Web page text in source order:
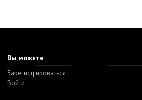
Вы можете
Зарегистрироваться
Войти